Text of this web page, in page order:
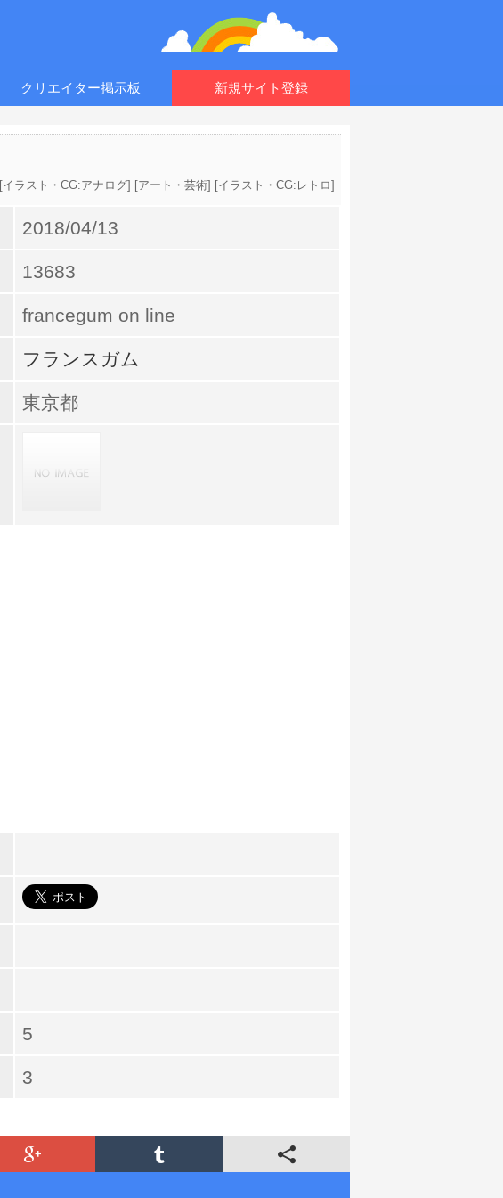
クリエイター掲示板 新規サイト登録
[イラスト・CG:アナログ] [アート・芸術] [イラスト・CG:レトロ]
2018/04/13
13683
francegum on line
フランスガム
東京都
5
3